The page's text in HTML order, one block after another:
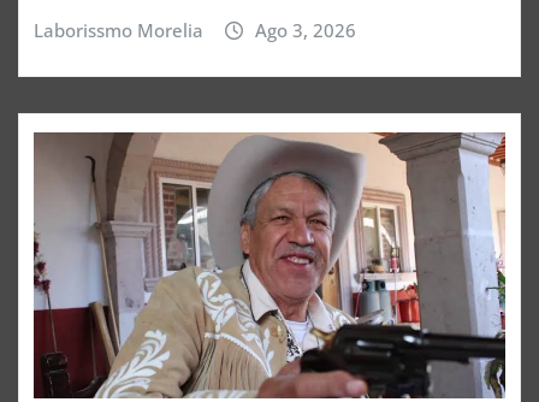
Laborissmo Morelia Ago 3, 2026